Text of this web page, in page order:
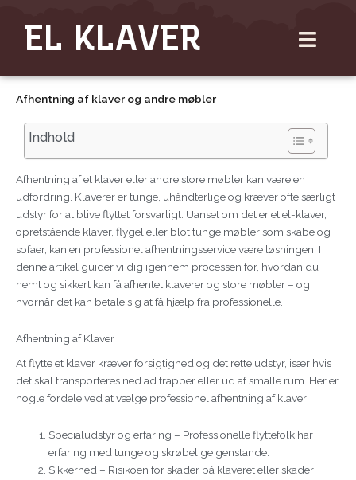
indholdetEL KLAVER
Afhentning af klaver og andre møbler
Indhold
Afhentning af et klaver eller andre store møbler kan være en
udfordring. Klaverer er tunge, uhåndterlige og kræver ofte særligt
udstyr for at blive flyttet forsvarligt. Uanset om det er et el-klaver,
opretstående klaver, flygel eller blot tunge møbler som skabe og
sofaer, kan en professionel afhentningsservice være løsningen. I
denne artikel guider vi dig igennem processen for, hvordan du
nemt og sikkert kan få afhentet klaverer og store møbler – og
hvornår det kan betale sig at få hjælp fra professionelle.
Afhentning af Klaver
At flytte et klaver kræver forsigtighed og det rette udstyr, især hvis
det skal transporteres ned ad trapper eller ud af smalle rum. Her er
nogle fordele ved at vælge professionel afhentning af klaver:
Specialudstyr og erfaring – Professionelle flyttefolk har
erfaring med tunge og skrøbelige genstande.
Sikkerhed – Risikoen for skader på klaveret eller skader